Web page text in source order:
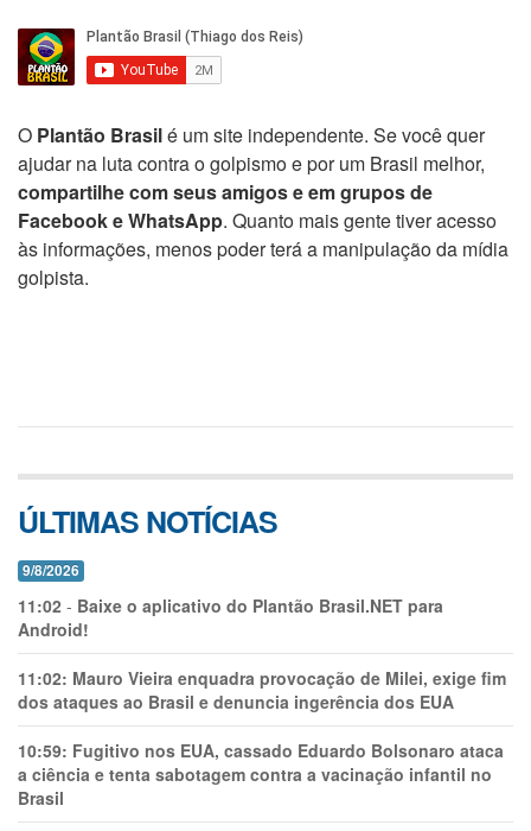
O Plantão Brasilé um site independente. Se você quer
ajudar na luta contra o golpismo e por um Brasil melhor,
compartilhe com seus amigos e em grupos de
Facebook e WhatsApp. Quanto mais gente tiver acesso
às informações, menos poder terá a manipulação da mídia
golpista.
ÚLTIMAS NOTÍCIAS
9/8/2026
11:02 - Baixe o aplicativo do Plantão Brasil.NET para
Android!
11:02: Mauro Vieira enquadra provocação de Milei, exige fim
dos ataques ao Brasil e denuncia ingerência dos EUA
10:59: Fugitivo nos EUA, cassado Eduardo Bolsonaro ataca
a ciência e tenta sabotagem contra a vacinação infantil no
Brasil